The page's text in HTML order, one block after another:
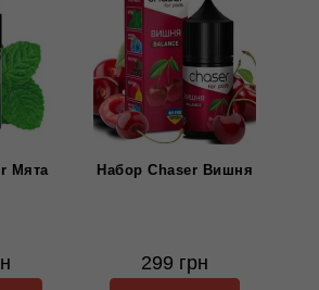
Мята Набор Chaser Вишня
299 грн